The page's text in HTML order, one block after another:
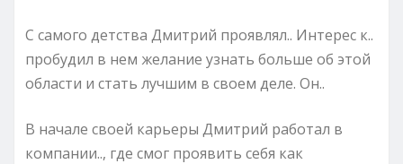
С самого детства Дмитрий проявлял.. Интерес к..
пробудил в нем желание узнать больше об этой
области и стать лучшим в своем деле. Он..
В начале своей карьеры Дмитрий работал в
компании.., где смог проявить себя как